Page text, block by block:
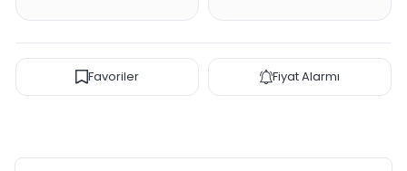
Favoriler Fiyat Alarmı